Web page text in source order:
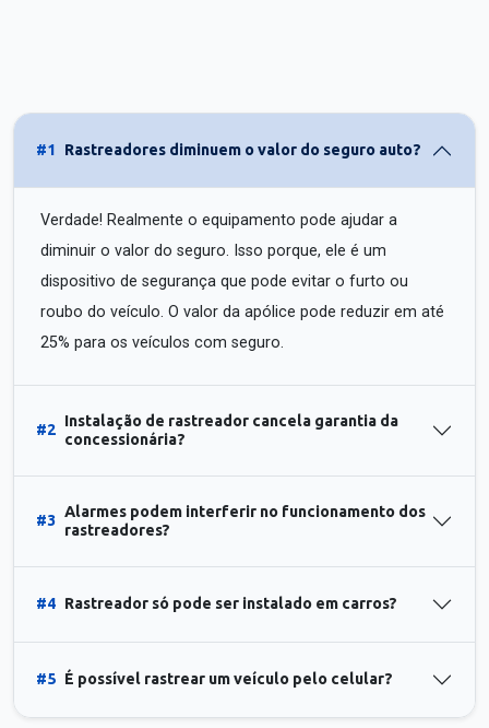
#1 Rastreadores diminuem o valor do seguro auto?
Verdade! Realmente o equipamento pode ajudar a
diminuir o valor do seguro. Isso porque, ele é um
dispositivo de segurança que pode evitar o furto ou
roubo do veículo. O valor da apólice pode reduzir em até
25% para os veículos com seguro.
#2
Instalação de rastreador cancela garantia da
concessionária?
#3
Alarmes podem interferir no funcionamento dos
rastreadores?
#4 Rastreador só pode ser instalado em carros?
#5 É possível rastrear um veículo pelo celular?